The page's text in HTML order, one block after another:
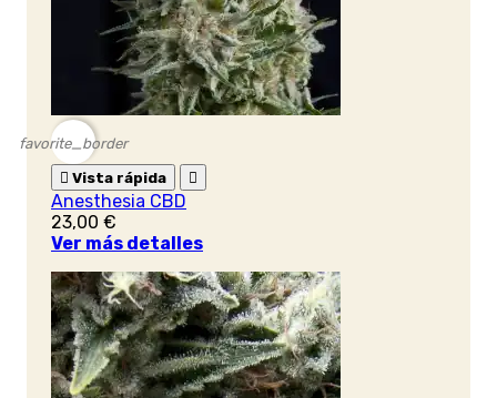
favorite_border
 Vista rápida 
Anesthesia CBD
23,00 €
Ver más detalles